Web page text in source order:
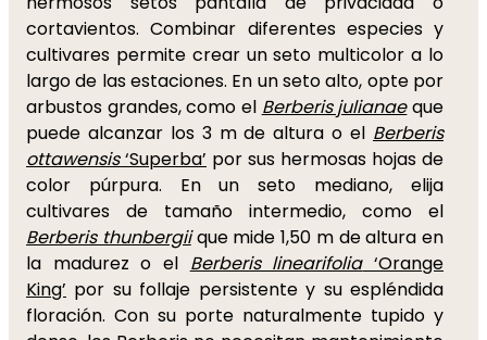
cortavientos. Combinar diferentes especies y
cultivares permite crear un seto multicolor a lo
largo de las estaciones. En un seto alto, opte por
arbustos grandes, como el Berberis julianaeque
puede alcanzar los 3 m de altura o el Berberis
ottawensis‘Superba’ por sus hermosas hojas de
color púrpura. En un seto mediano, elija
cultivares de tamaño intermedio, como el
Berberis thunbergiique mide 1,50 m de altura en
la madurez o el Berberis linearifolia‘Orange
King’ por su follaje persistente y su espléndida
floración. Con su porte naturalmente tupido y